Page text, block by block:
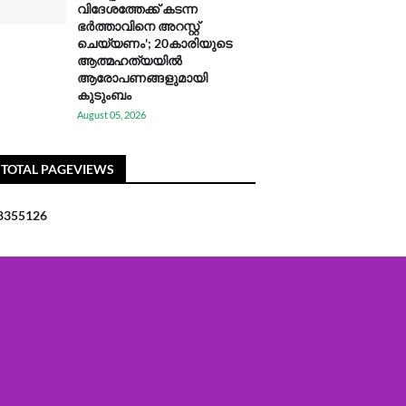
വിദേശത്തേക്ക് കടന്ന
ഭർത്താവിനെ അറസ്റ്റ്
ചെയ്യണം'; 20കാരിയുടെ
ആത്മഹത്യയിൽ
ആരോപണങ്ങളുമായി
കുടുംബം
August 05, 2026
TOTAL PAGEVIEWS
355126